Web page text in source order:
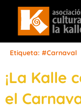
Etiqueta: #Carnaval
¡La Kalle
el